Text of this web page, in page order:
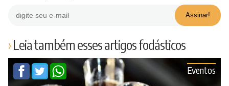
Leia também esses artigos fodásticos
Eventos